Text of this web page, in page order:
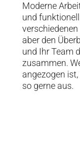
Moderne
und
aber den
und Ihr Team
zusammen.
angezogen
so gerne aus.